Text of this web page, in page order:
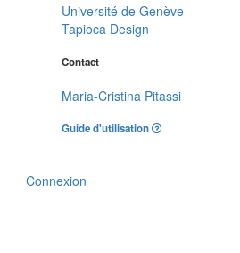
Université de Genève
Tapioca Design
Contact
Maria-Cristina Pitassi
Guide d'utilisation
Connexion